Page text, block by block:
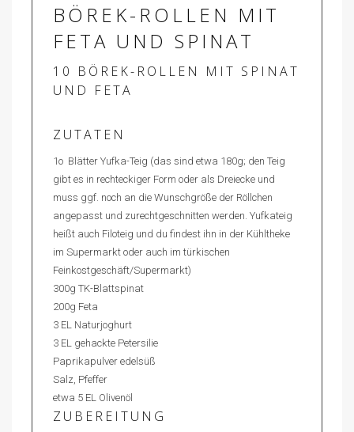
BÖREK-ROLLEN MIT
FETA UND SPINAT
10 BÖREK-ROLLEN MIT SPINAT
UND FETA
ZUTATEN
1o Blätter Yufka-Teig (das sind etwa 180g; den Teig
gibt es in rechteckiger Form oder als Dreiecke und
muss ggf. noch an die Wunschgröße der Röllchen
angepasst und zurechtgeschnitten werden. Yufkateig
heißt auch Filoteig und du findest ihn in der Kühltheke
im Supermarkt oder auch im türkischen
Feinkostgeschäft/Supermarkt)
300g TK-Blattspinat
200g Feta
3 EL Naturjoghurt
3 EL gehackte Petersilie
Paprikapulver edelsüß
Salz, Pfeffer
etwa 5 EL Olivenöl
ZUBEREITUNG